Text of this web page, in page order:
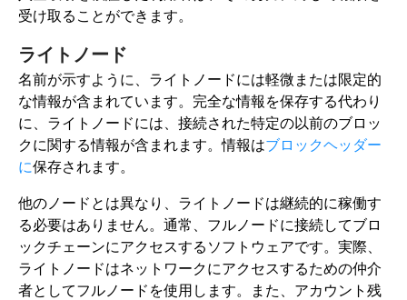
受け取ることができます。
ライトノード
名前が示すように、ライトノードには軽微または限定的
な情報が含まれています。完全な情報を保存する代わり
に、ライトノードには、接続された特定の以前のブロッ
クに関する情報が含まれます。情報はブロックヘッダー
に保存されます。
他のノードとは異なり、ライトノードは継続的に稼働す
る必要はありません。通常、フルノードに接続してブロ
ックチェーンにアクセスするソフトウェアです。実際、
ライトノードはネットワークにアクセスするための仲介
者としてフルノードを使用します。また、アカウント残